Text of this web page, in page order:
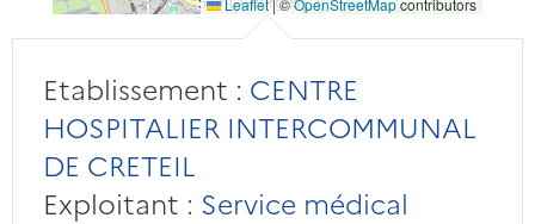
Leaflet|©OpenStreetMapcontributors
Etablissement : CENTRE
HOSPITALIER INTERCOMMUNAL
DE CRETEIL
Exploitant : Service médical